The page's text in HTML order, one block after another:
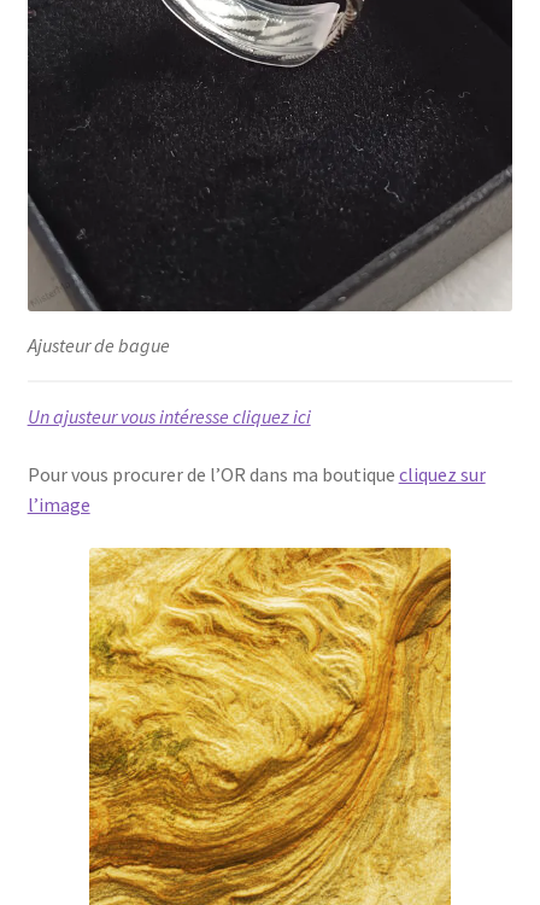
Ajusteur de bague
Un ajusteur vous intéresse cliquez ici
Pour vous procurer de l’OR dans ma boutique cliquez sur
l’image